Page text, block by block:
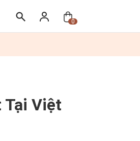
0
Tại Việt